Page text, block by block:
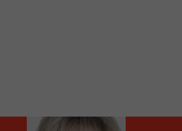
Audio